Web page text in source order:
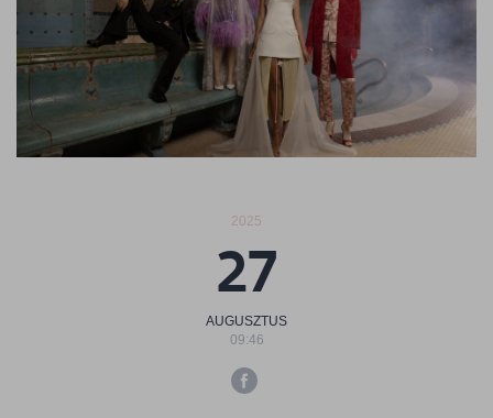
Sajtószoba
Kapcsolat
BCEFW360DBP
HFDASPOT
2025
27
AUGUSZTUS
09:46